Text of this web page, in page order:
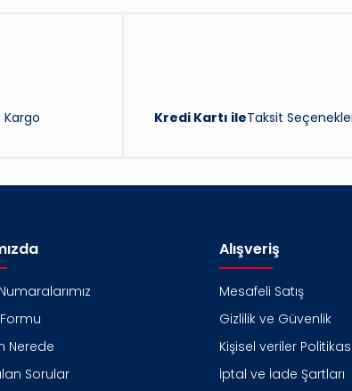
Kargo Kredi Kartı ileTaksit
Nerede
Sorular
Alışveriş
Mesafeli Satış
Gizlilik ve Güvenlik
Kişisel veriler Politikası
İptal ve İade Şartları